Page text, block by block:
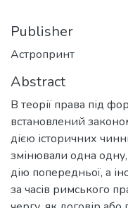
Publisher
Астропринт
Abstract
В теорії права під
встановлений
дією історичних
змінювали одна
дію попередньої, а
за часів римського